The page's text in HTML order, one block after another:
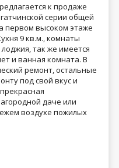
к продаже
серии общей
первом высоком этаже
9 кв.м., комнаты
так же имеется
и ванная комната. В
ремонт, остальные
под свой вкус и
даче или
воздухе пожилых